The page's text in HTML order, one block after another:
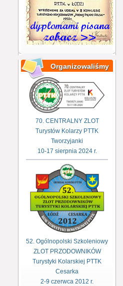
Organizowaliśmy
70. CENTRALNY ZLOT
Turystów Kolarzy PTTK
Tworzyjanki
10-17 sierpnia 2024 r.
52. Ogólnopolski Szkoleniowy
ZLOT PRZODOWNIKÓW
Turystyki Kolarskiej PTTK
Cesarka
2-9 czerwca 2012 r.